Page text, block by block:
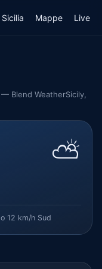
Mappe Live
Blend WeatherSicily,
⛅
12 km/h Sud